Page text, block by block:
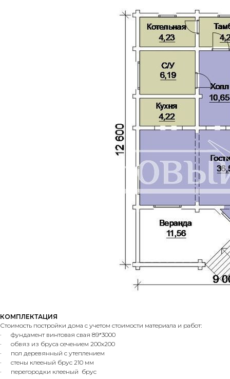
КОМПЛЕКТАЦИЯ
Стоимость постройки дома с учетом стоимости материала и работ:
· фундамент винтовая свая 89*3000
· обвяз из бруса сечением 200х200
· пол деревянный с утеплением
· стены клееный брус 210 мм
· перегородки клееный брус